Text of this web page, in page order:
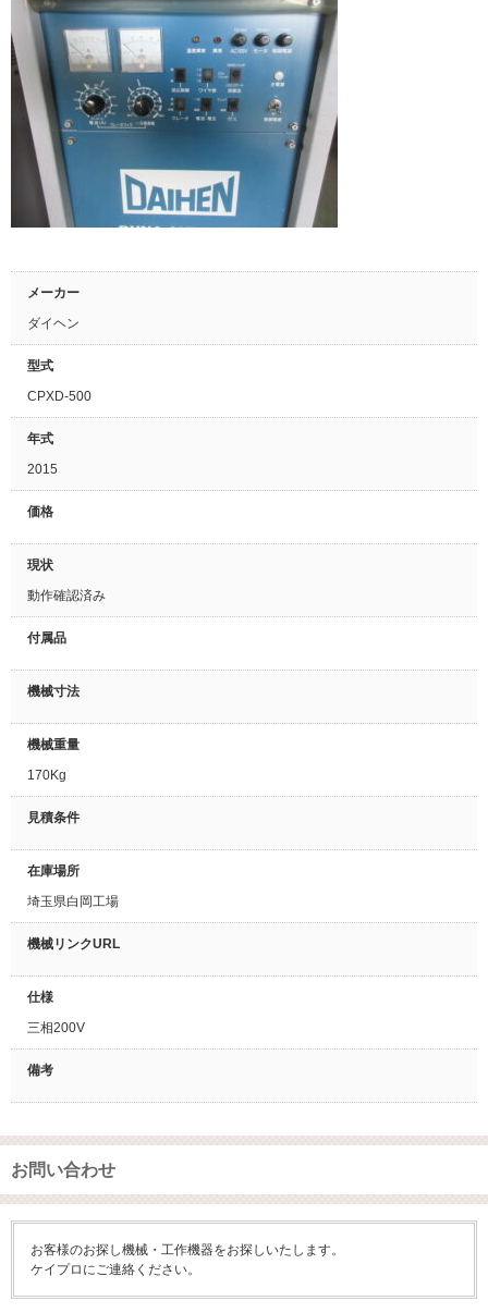
メーカー
ダイヘン
型式
CPXD-500
年式
2015
価格
現状
動作確認済み
付属品
機械寸法
機械重量
170Kg
見積条件
在庫場所
埼玉県白岡工場
機械リンクURL
仕様
三相200V
備考
お問い合わせ
お客様のお探し機械・工作機器をお探しいたします。
ケイプロにご連絡ください。